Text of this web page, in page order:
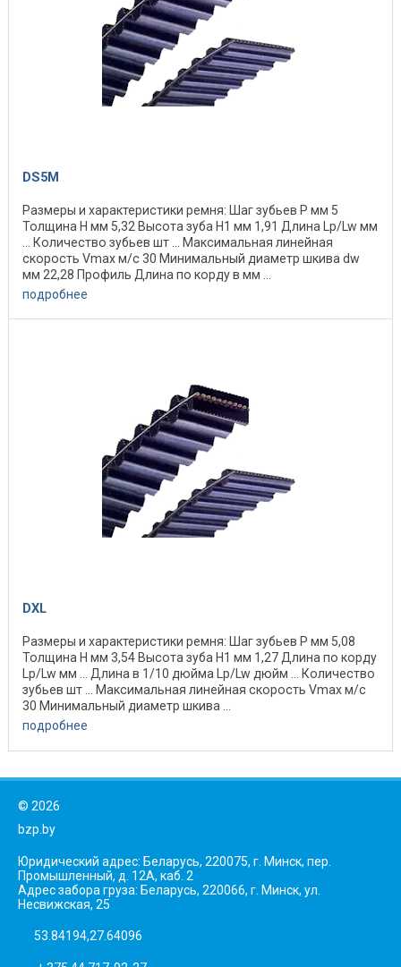
DS5M
Размеры и характеристики ремня: Шаг зубьев P мм 5
Толщина H мм 5,32 Высота зуба H1 мм 1,91 Длина Lp/Lw мм
... Количество зубьев шт ... Максимальная линейная
скорость Vmax м/с 30 Минимальный диаметр шкива dw
мм 22,28 Профиль Длина по корду в мм ...
подробнее
DXL
Размеры и характеристики ремня: Шаг зубьев P мм 5,08
Толщина H мм 3,54 Высота зуба H1 мм 1,27 Длина по корду
Lp/Lw мм ... Длина в 1/10 дюйма Lp/Lw дюйм ... Количество
зубьев шт ... Максимальная линейная скорость Vmax м/с
30 Минимальный диаметр шкива ...
подробнее
© 2026
bzp.by
Юридический адрес: Беларусь, 220075, г. Минск, пер.
Промышленный, д. 12А, каб. 2
Адрес забора груза: Беларусь, 220066, г. Минск, ул.
Несвижская, 25
53.84194,27.64096